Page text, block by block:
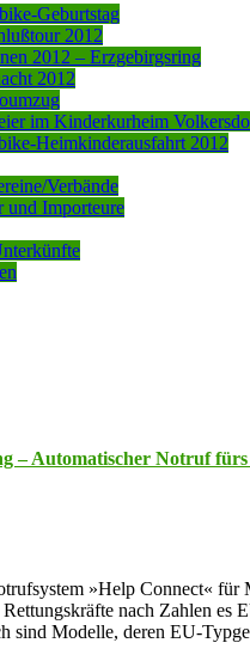
Geburtstag
2012
2012 – Erzgebirgsring
2012
im Kinderkurheim
Heimkinderausfahrt 2012
Verbände
und Importeure
– Automatischer Notruf
»Help Connect«
nach Zahlen
sind Modelle, deren EU-